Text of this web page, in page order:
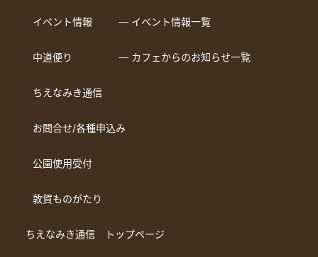
イベント情報 ― イベント情報一覧
中道便り ― カフェからのお知らせ一覧
ちえなみき通信
お問合せ/各種申込み
公園使用受付
敦賀ものがたり
ちえなみき通信 トップページ